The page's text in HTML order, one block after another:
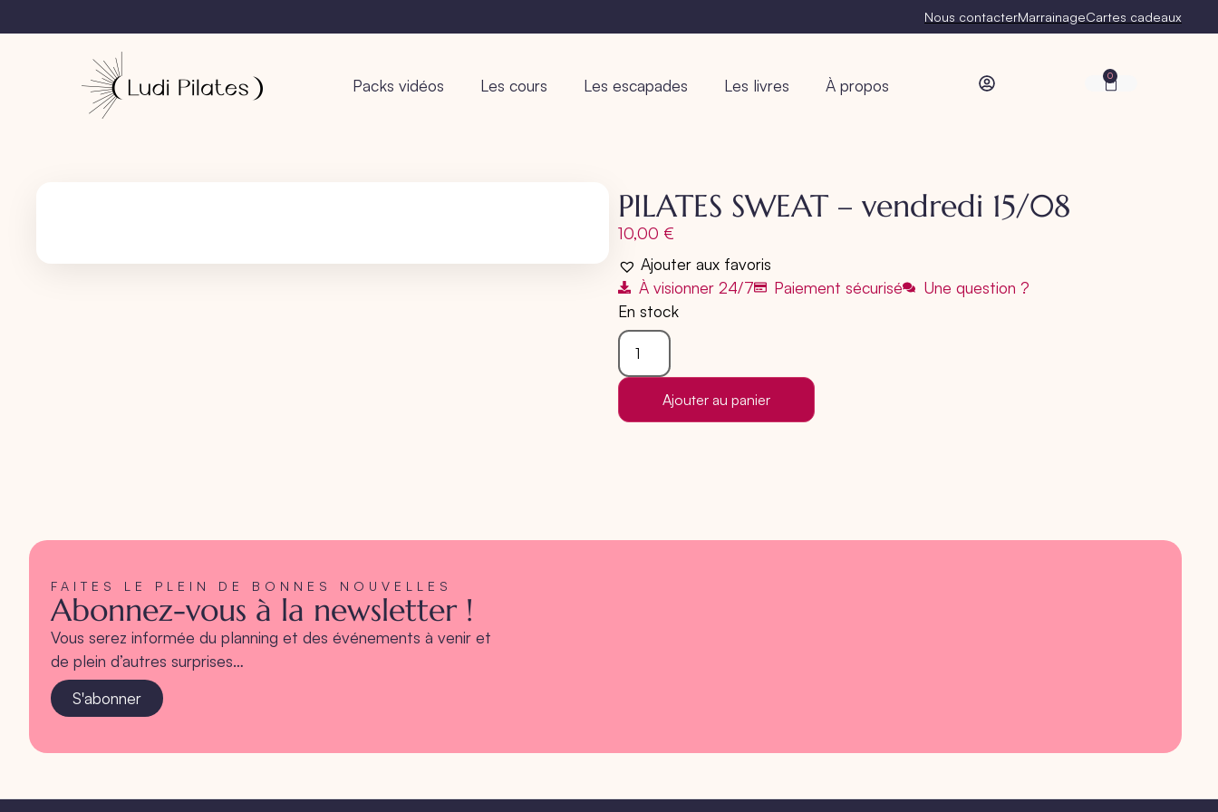
Nous contacterMarrainageCartes cadeaux
Packs vidéos Les cours Les escapades Les livres À propos 0
PILATES SWEAT – vendredi 15/08
10,00 €
Ajouter aux favoris
À visionner 24/7
Paiement sécurisé
Une question ?
En stock
Ajouter au panier
FAITES LE PLEIN DE BONNES NOUVELLES
Abonnez-vous à la newsletter !
Vous serez informée du planning et des événements à venir et
de plein d’autres surprises…
S'abonner